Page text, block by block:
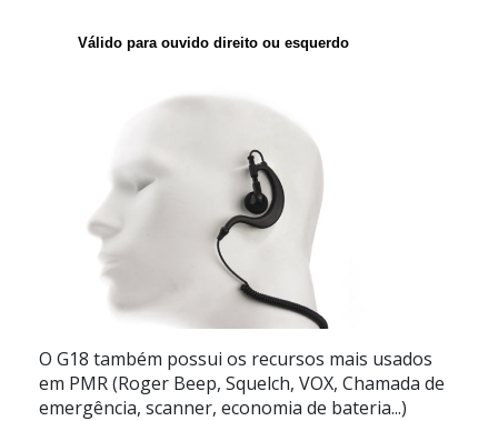
Válido para ouvido direito ou esquerdo
O G18 também possui os recursos mais usados
em PMR (Roger Beep, Squelch, VOX, Chamada de
emergência, scanner, economia de bateria...)